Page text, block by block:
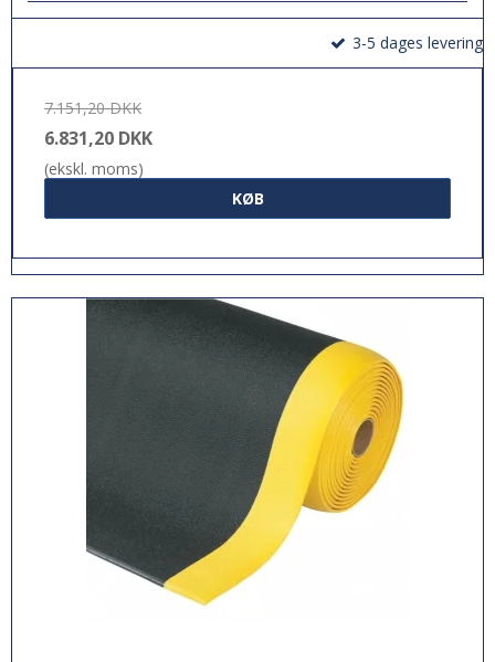
3-5 dages levering
7.151,20 DKK
6.831,20 DKK
(ekskl. moms)
KØB